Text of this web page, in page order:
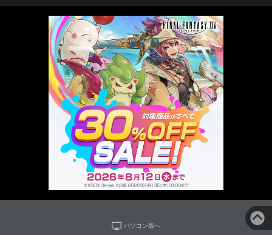
パソコン版へ